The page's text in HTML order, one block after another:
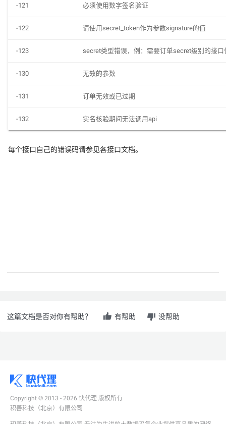
独享代理相关错误码
实名认证如何变更主体
学生认证
-121 必须使用数字签名验证
-122 请使用secret_token作为参数signature的值
-123 secret类型错误，例：需要订单secret级别的接
-130 无效的参数
-131 订单无效或已过期
-132 实名核验期间无法调用api
每个接口自己的错误码请参见各接口文档。
这篇文档是否对你有帮助？ 有帮助 没帮助
Copyright © 2013 - 2026 快代理 版权所有
积善科技（北京）有限公司